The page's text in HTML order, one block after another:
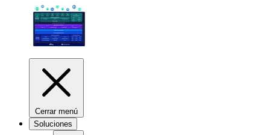
Cerrar menú
Soluciones